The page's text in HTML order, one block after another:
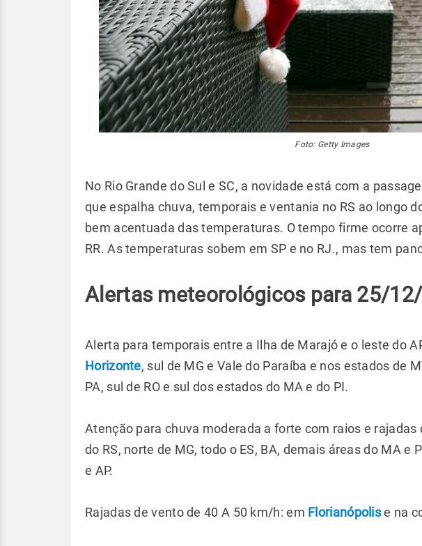
Foto: Getty Images
No Rio Grande do Sul e SC, a novidade está com a
que espalha chuva, temporais e ventania no RS ao longo
bem acentuada das temperaturas. O tempo firme ocorre
RR. As temperaturas sobem em SP e no RJ., mas tem
Alertas meteorológicos para 25/
Alerta para temporais entre a Ilha de Marajó e o leste do
Horizonte, sul de MG e Vale do Paraíba e nos estados de
PA, sul de RO e sul dos estados do MA e do PI.
Atenção para chuva moderada a forte com raios e rajadas
do RS, norte de MG, todo o ES, BA, demais áreas do MA e
e AP.
Rajadas de vento de 40 A 50 km/h: em Florianópolise na